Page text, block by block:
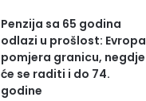
Penzija sa 65 godina
odlazi u prošlost: Evropa
pomjera granicu, negdje
će se raditi i do 74.
godine